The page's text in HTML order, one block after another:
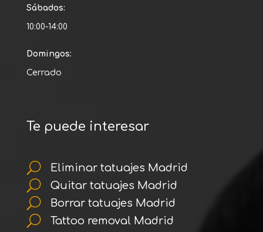
Sábados:
10:00-14:00
Domingos:
Cerrado
Te puede interesar
U Eliminar tatuajes Madrid
U Quitar tatuajes Madrid
U Borrar tatuajes Madrid
U Tattoo removal Madrid